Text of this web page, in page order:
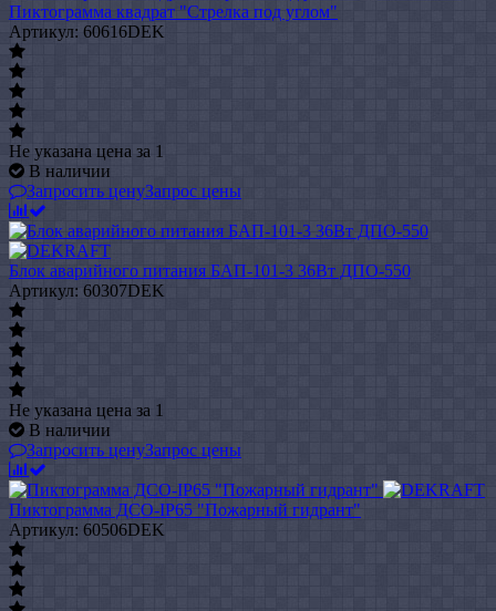
Пиктограмма квадрат "Стрелка под углом"
Артикул: 60616DEK
Не указана цена за 1
В наличии
Запросить ценуЗапрос цены
Блок аварийного питания БАП-101-3 36Вт ДПО-550
Артикул: 60307DEK
Не указана цена за 1
В наличии
Запросить ценуЗапрос цены
Пиктограмма ДСО-IP65 "Пожарный гидрант"
Артикул: 60506DEK